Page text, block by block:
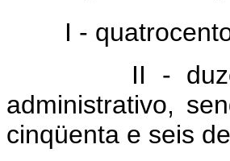
I - quatrocentos
II - duzentos
administrativo,
cinqüenta e seis